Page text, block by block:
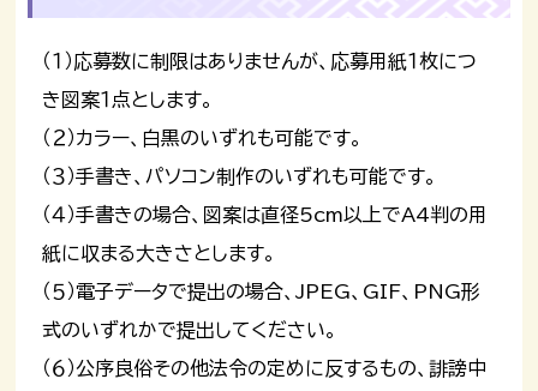
（１）応募数に制限はありませんが、応募用紙１枚につ
き図案１点とします。
（２）カラー、白黒のいずれも可能です。
（３）手書き、パソコン制作のいずれも可能です。
（４）手書きの場合、図案は直径5cm以上でA4判の用
紙に収まる大きさとします。
（５）電子データで提出の場合、JPEG、GIF、PNG形
式のいずれかで提出してください。
（６）公序良俗その他法令の定めに反するもの、誹謗中